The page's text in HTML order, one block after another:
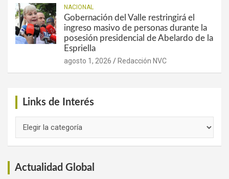
NACIONAL
Gobernación del Valle restringirá el
ingreso masivo de personas durante la
posesión presidencial de Abelardo de la
Espriella
agosto 1, 2026 Redacción NVC
Links de Interés
Actualidad Global